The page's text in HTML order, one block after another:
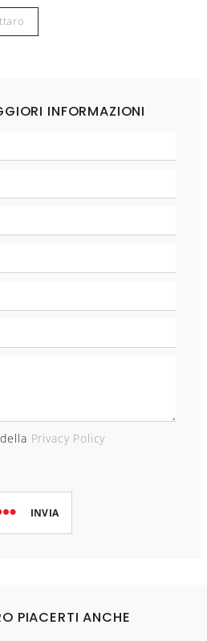
INFORMAZIONI
Privacy Policy
INVIA
PIACERTI ANCHE